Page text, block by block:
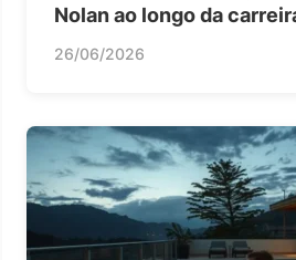
Nolan ao longo da
26/06/2026